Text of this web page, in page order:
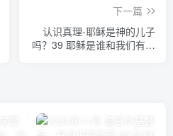
下一篇
认识真理-耶稣是神的儿子
吗？39 耶稣是谁和我们有着